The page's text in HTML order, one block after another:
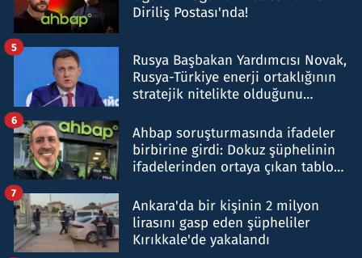
Diriliş Postası'nda!
Rusya Başbakan Yardımcısı Novak,
Rusya-Türkiye enerji ortaklığının
stratejik nitelikte olduğunu
5
Ahbap soruşturmasında ifadeler
birbirine girdi: Dokuz şüphelinin
ifadelerinden ortaya çıkan tablo
6
Ankara'da bir kişinin 2 milyon
lirasını gasp eden şüpheliler
Kırıkkale'de yakalandı
7